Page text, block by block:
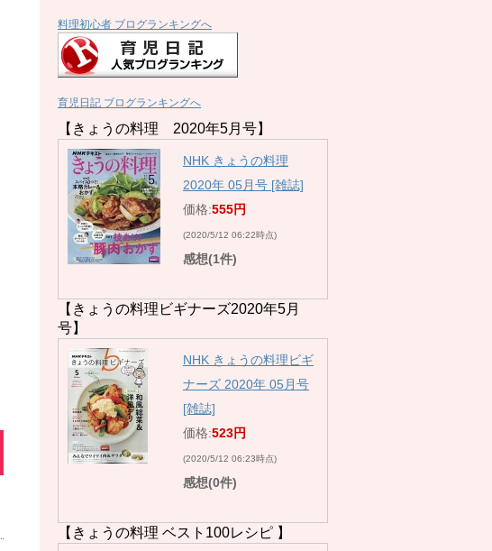
料理初心者 ブログランキングへ
育児日記 ブログランキングへ
【きょうの料理 2020年5月号】
NHK きょうの料理
2020年 05月号 [雑誌]
価格:555円
(2020/5/12 06:22時点)
感想(1件)
【きょうの料理ビギナーズ2020年5月
号】
NHK きょうの料理ビギ
ナーズ 2020年 05月号
[雑誌]
価格:523円
(2020/5/12 06:23時点)
感想(0件)
【きょうの料理 ベスト100レシピ 】